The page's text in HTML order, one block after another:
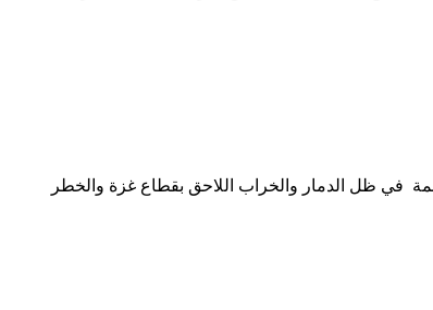
في ظل الدمار والخراب اللاحق بقطاع غزة والخطر